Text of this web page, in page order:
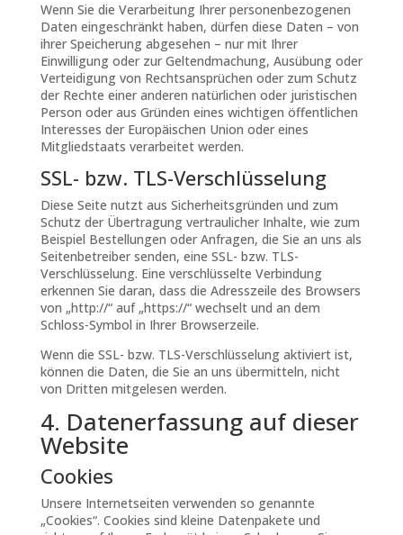
Wenn Sie die Verarbeitung Ihrer personenbezogenen
Daten eingeschränkt haben, dürfen diese Daten – von
ihrer Speicherung abgesehen – nur mit Ihrer
Einwilligung oder zur Geltendmachung, Ausübung oder
Verteidigung von Rechtsansprüchen oder zum Schutz
der Rechte einer anderen natürlichen oder juristischen
Person oder aus Gründen eines wichtigen öffentlichen
Interesses der Europäischen Union oder eines
Mitgliedstaats verarbeitet werden.
SSL- bzw. TLS-Verschlüsselung
Diese Seite nutzt aus Sicherheitsgründen und zum
Schutz der Übertragung vertraulicher Inhalte, wie zum
Beispiel Bestellungen oder Anfragen, die Sie an uns als
Seitenbetreiber senden, eine SSL- bzw. TLS-
Verschlüsselung. Eine verschlüsselte Verbindung
erkennen Sie daran, dass die Adresszeile des Browsers
von „http://“ auf „https://“ wechselt und an dem
Schloss-Symbol in Ihrer Browserzeile.
Wenn die SSL- bzw. TLS-Verschlüsselung aktiviert ist,
können die Daten, die Sie an uns übermitteln, nicht
von Dritten mitgelesen werden.
4. Datenerfassung auf dieser
Website
Cookies
Unsere Internetseiten verwenden so genannte
„Cookies“. Cookies sind kleine Datenpakete und